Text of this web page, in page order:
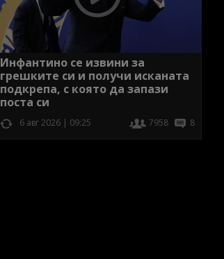
Инфантино се извини за
грешките си и получи исканата
подкрепа, с която да запази
поста си
6 авг 2026 | 09:25 7958 8